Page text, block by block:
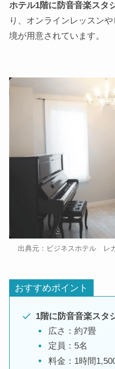
ホテル1階に防音音楽スタ
り、オンラインレッスン
境が用意されています。
出典元：ビジネスホテル レ
おすすめポイント
1階に防音音楽スタ
広さ：約7畳
定員：5名
料金：1時間